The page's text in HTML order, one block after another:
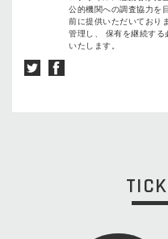
公的機関への調査協力を
前に提供いただいており
管理し、 保有を継続する
いたします。